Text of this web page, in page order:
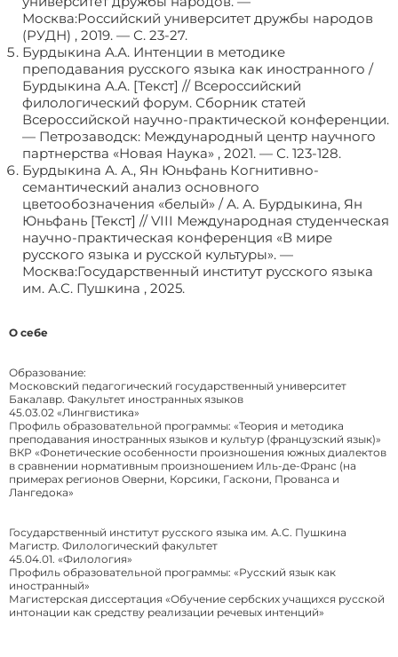
Москва:Российский университет дружбы народов
(РУДН) , 2019. — С. 23-27.
Бурдыкина А.А. Интенции в методике
преподавания русского языка как иностранного /
Бурдыкина А.А. [Текст] // Всероссийский
филологический форум. Сборник статей
Всероссийской научно-практической конференции.
— Петрозаводск: Международный центр научного
партнерства «Новая Наука» , 2021. — С. 123-128.
Бурдыкина А. А., Ян Юньфань Когнитивно-
семантический анализ основного
цветообозначения «белый» / А. А. Бурдыкина, Ян
Юньфань [Текст] // VIII Международная студенческая
научно-практическая конференция «В мире
русского языка и русской культуры». —
Москва:Государственный институт русского языка
им. А.С. Пушкина , 2025.
О себе
Образование:
Московский педагогический государственный университет
Бакалавр. Факультет иностранных языков
45.03.02 «Лингвистика»
Профиль образовательной программы: «Теория и методика
преподавания иностранных языков и культур (французский язык)»
ВКР «Фонетические особенности произношения южных диалектов
в сравнении нормативным произношением Иль-де-Франс (на
примерах регионов Оверни, Корсики, Гаскони, Прованса и
Лангедока»
Государственный институт русского языка им. А.С. Пушкина
Магистр. Филологический факультет
45.04.01. «Филология»
Профиль образовательной программы: «Русский язык как
иностранный»
Магистерская диссертация «Обучение сербских учащихся русской
интонации как средству реализации речевых интенций»